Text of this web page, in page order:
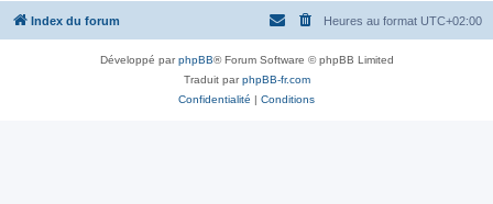
e
Index du forum Heures au format UTC+02:00
Développé parphpBB® Forum Software © phpBB Limited
Traduit parphpBB-fr.com
Confidentialité | Conditions